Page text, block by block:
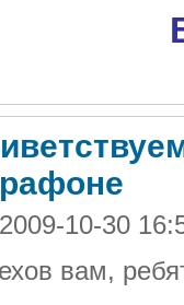
10-30
вам,